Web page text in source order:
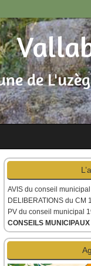
de
AVIS du conseil municipal
DELIBERATIONS du CM
PV du conseil municipal
CONSEILS